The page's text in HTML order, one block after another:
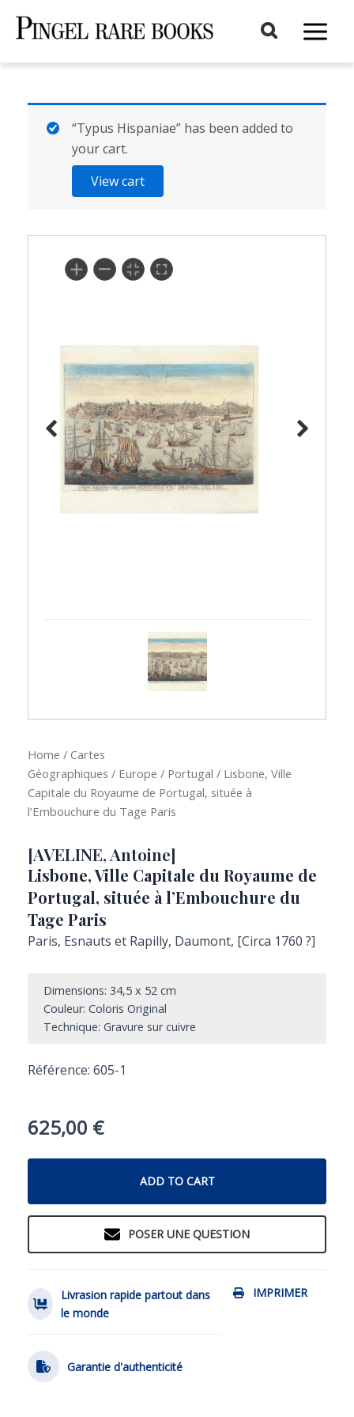
Main
View cart
“Typus Hispaniae” has been added to
your cart.
Home / Cartes
Géographiques / Europe / Portugal / Lisbone, Ville
Capitale du Royaume de Portugal, située à
l’Embouchure du Tage Paris
[AVELINE, Antoine]
Lisbone, Ville Capitale du Royaume de
Portugal, située à l’Embouchure du
Tage Paris
Paris, Esnauts et Rapilly, Daumont, [Circa 1760 ?]
Dimensions: 34,5 x 52 cm
Couleur: Coloris Original
Technique: Gravure sur cuivre
Référence: 605-1
625,00 €
ADD TO CART
POSER UNE QUESTION
IMPRIMER
Livrasion rapide partout dans
le monde
Garantie d'authenticité